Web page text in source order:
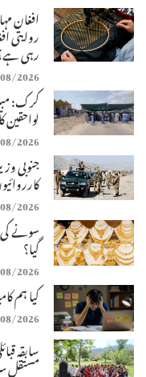
افغان
روایتی
رہی
2026
کرک:
2026
جنوبی
کارروائیوں میں
2026
سونے کی
گیا؟
2026
کیا ہم
2026
سابقہ
مستقل